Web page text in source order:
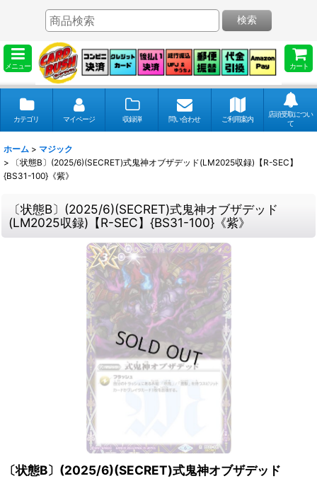
メニュー カート
検索
カテゴリ マイページ 収録弾 問い合わせ ご利用案内
店頭受取につい
て
ホーム > マジック
>
〔状態B〕(2025/6)(SECRET)式鬼神オブザデッド(LM2025収録)【R-SEC】
{BS31-100}《紫》
〔状態B〕(2025/6)(SECRET)式鬼神オブザデッド
(LM2025収録)【R-SEC】{BS31-100}《紫》
〔状態B〕(2025/6)(SECRET)式鬼神オブザデッド